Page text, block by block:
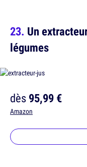
Un
légumes
dès95,99 €
Amazon